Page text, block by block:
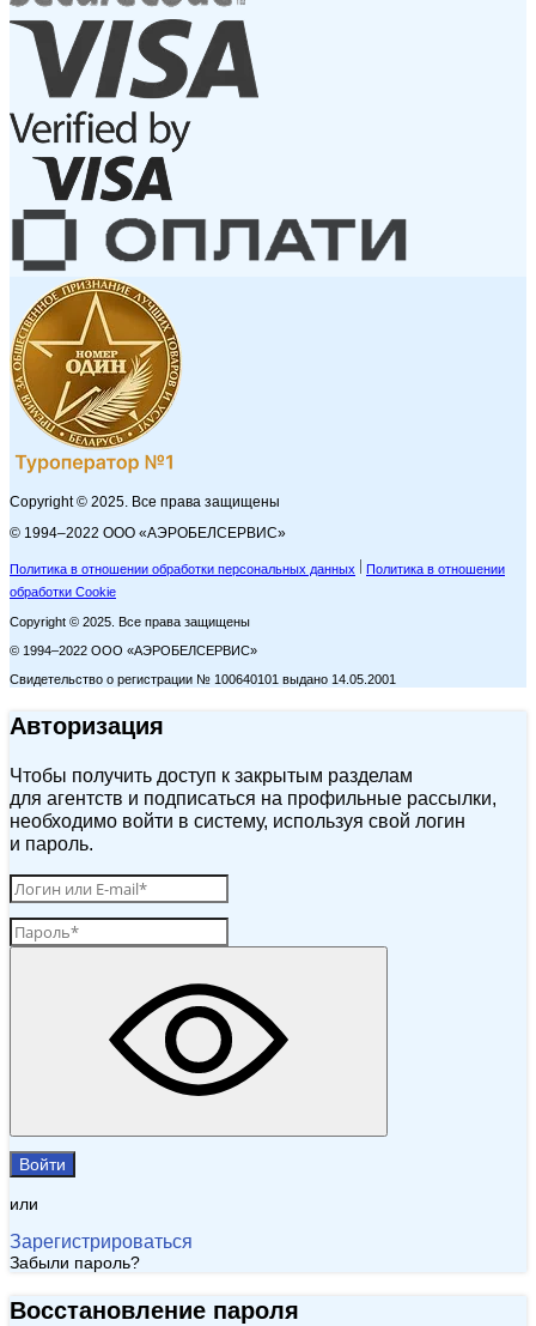
Copyright © 2025. Все права защищены
© 1994–2022 ООО «АЭРОБЕЛСЕРВИС»
Политика в отношении обработки персональных данных
Политика в отношении
обработки Cookie
Copyright © 2025. Все права защищены
© 1994–2022 ООО «АЭРОБЕЛСЕРВИС»
Свидетельство о регистрации № 100640101 выдано 14.05.2001
Авторизация
Чтобы получить доступ к закрытым разделам
для агентств и подписаться на профильные рассылки,
необходимо войти в систему, используя свой логин
и пароль.
Войти
или
Зарегистрироваться
Забыли пароль?
Восстановление пароля